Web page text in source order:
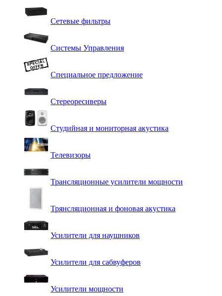
Сетевые фильтры
Системы Управления
Специальное предложение
Стереоресиверы
Студийная и мониторная акустика
Телевизоры
Трансляционные усилители мощности
Трянсляционная и фоновая акустика
Усилители для наушников
Усилители для сабвуферов
Усилители мощности